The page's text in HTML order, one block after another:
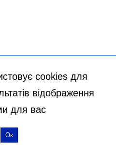
cookies для
відображення
для вас
Ок